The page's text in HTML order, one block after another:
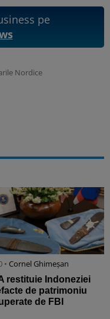
pe
Nordice
• Cornel Ghimeșan
restituie Indoneziei
de patrimoniu
de FBI